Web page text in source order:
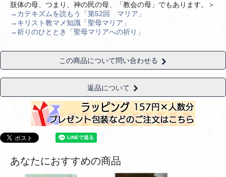
肢体の母、つまり、神の民の母、「教会の母」でもあります。＞
→カテキズムを読もう「第52回 マリア」
→キリスト教マメ知識「聖母マリア」
→祈りのひととき「聖母マリアへの祈り」
この商品について問い合わせる
返品について
あなたにおすすめの商品